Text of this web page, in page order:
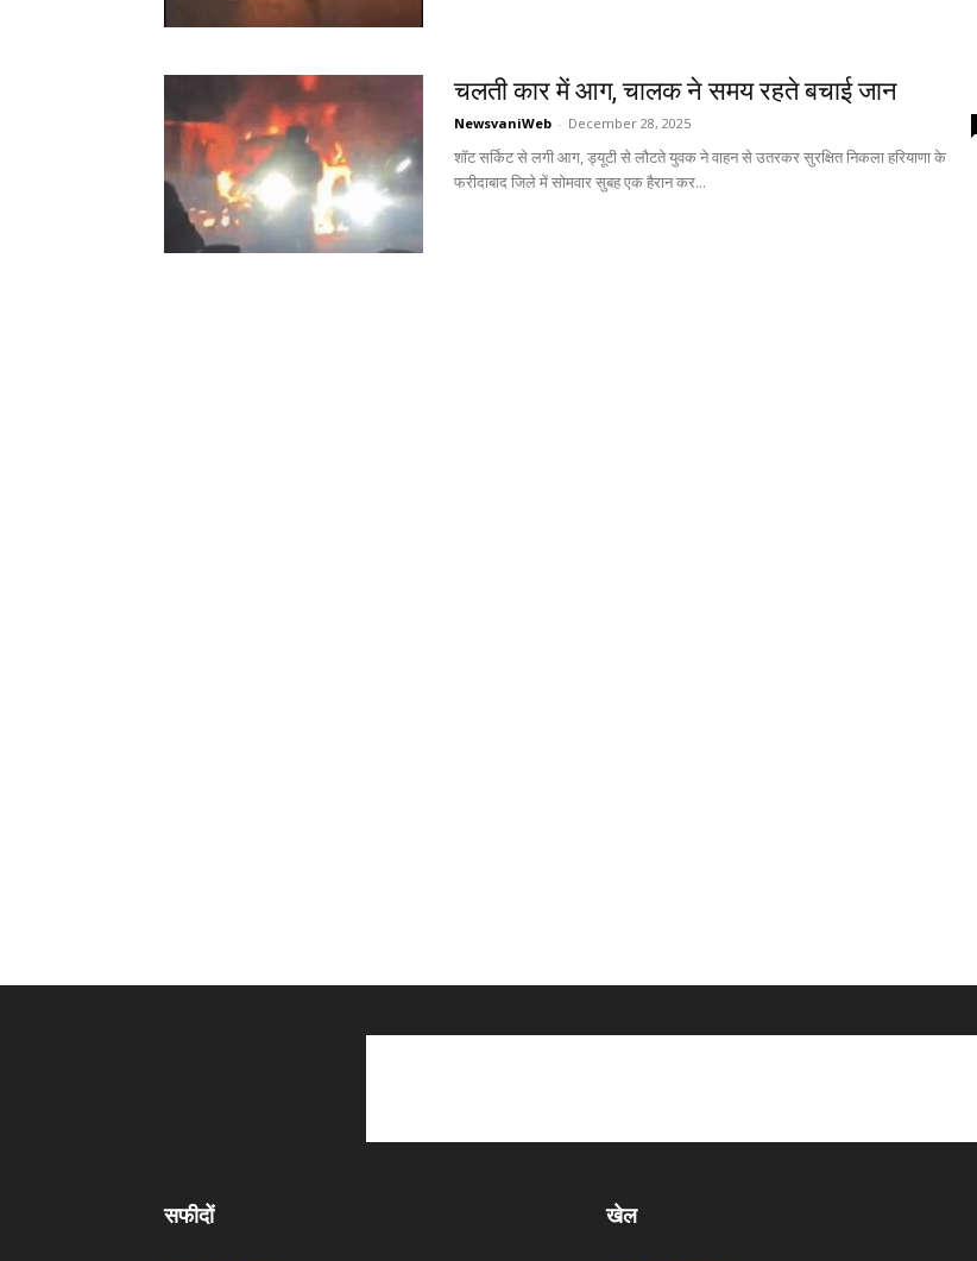
चलती कार में आग, चालक ने समय रहते बचाई जान
NewsvaniWeb - December 28, 2025
शॉट सर्किट से लगी आग, ड्यूटी से लौटते युवक ने वाहन से उतरकर सुरक्षित निकला हरियाणा के
फरीदाबाद जिले में सोमवार सुबह एक हैरान कर...
सफीदों खेल